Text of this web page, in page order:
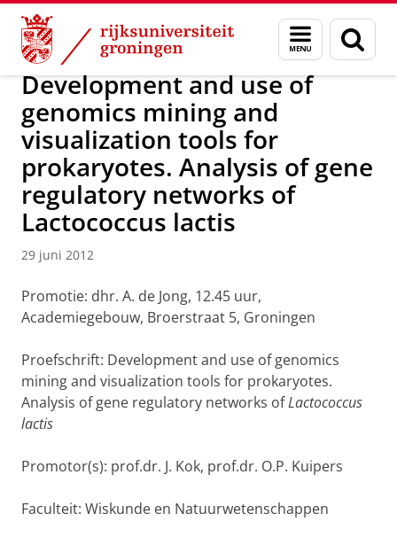
Skip
Content
Skip
Navigation
Menu
en
zoeken
Over ons Actueel Nieuws Nieuwsberichten
Development and use of
genomics mining and
visualization tools for
prokaryotes. Analysis of gene
regulatory networks of
Lactococcus lactis
29 juni 2012
Promotie: dhr. A. de Jong, 12.45 uur,
Academiegebouw, Broerstraat 5, Groningen
Proefschrift: Development and use of genomics
mining and visualization tools for prokaryotes.
Analysis of gene regulatory networks ofLactococcus
lactis
Promotor(s): prof.dr. J. Kok, prof.dr. O.P. Kuipers
Faculteit: Wiskunde en Natuurwetenschappen